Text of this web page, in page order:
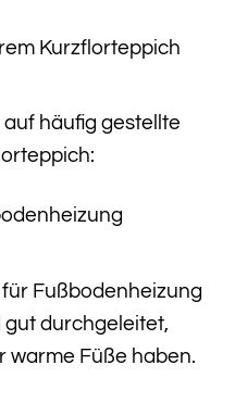
Kurzflorteppich
häufig gestellte
Fußbodenheizung
gut durchgeleitet,
warme Füße haben.